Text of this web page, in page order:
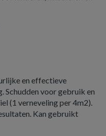
en effectieve
Schudden voor gebruik en
(1 verneveling per 4m2).
Kan gebruikt